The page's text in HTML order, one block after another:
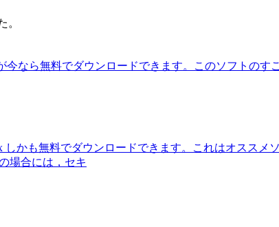
。
今なら無料でダウンロードできます。このソフトの
かも無料でダウンロードできます。これはオススメ
場合には，セキ